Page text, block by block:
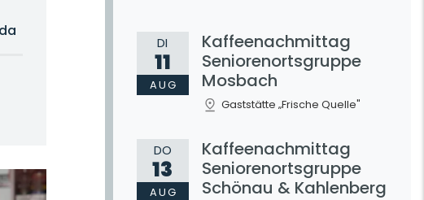
HÖRSELBERGMUSEUM
DI
11
AUG
Kaffeenachmittag
Seniorenortsgruppe
Mosbach
Gaststätte „Frische Quelle"
DO
13
AUG
Kaffeenachmittag
Seniorenortsgruppe
Schönau & Kahlenberg